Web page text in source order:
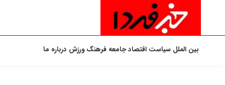
بین الملل سیاست اقتصادجامعه فرهنگورزش درباره ما